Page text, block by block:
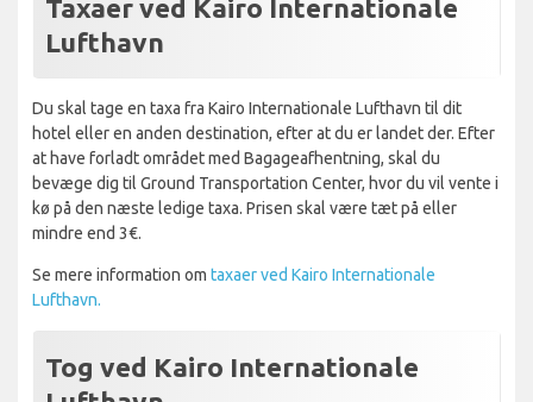
Taxaer ved Kairo Internationale
Lufthavn
Du skal tage en taxa fra Kairo Internationale Lufthavn til dit
hotel eller en anden destination, efter at du er landet der. Efter
at have forladt området med Bagageafhentning, skal du
bevæge dig til Ground Transportation Center, hvor du vil vente i
kø på den næste ledige taxa. Prisen skal være tæt på eller
mindre end 3€.
Se mere information om taxaer ved Kairo Internationale
Lufthavn.
Tog ved Kairo Internationale